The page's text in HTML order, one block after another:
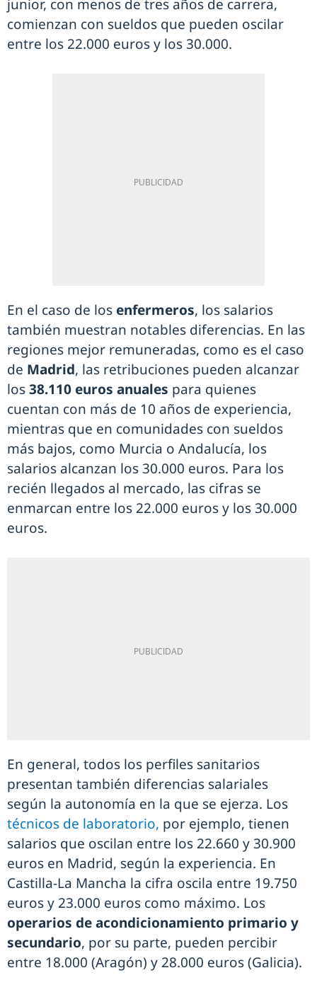
junior, con menos de tres años de carrera,
comienzan con sueldos que pueden oscilar
entre los 22.000 euros y los 30.000.
En el caso de los enfermeros, los salarios
también muestran notables diferencias. En las
regiones mejor remuneradas, como es el caso
de Madrid, las retribuciones pueden alcanzar
los38.110 euros anuales para quienes
cuentan con más de 10 años de experiencia,
mientras que en comunidades con sueldos
más bajos, como Murcia o Andalucía, los
salarios alcanzan los 30.000 euros. Para los
recién llegados al mercado, las cifras se
enmarcan entre los 22.000 euros y los 30.000
euros.
En general, todos los perfiles sanitarios
presentan también diferencias salariales
según la autonomía en la que se ejerza. Los
técnicos de laboratorio, por ejemplo, tienen
salarios que oscilan entre los 22.660 y 30.900
euros en Madrid, según la experiencia. En
Castilla-La Mancha la cifra oscila entre 19.750
euros y 23.000 euros como máximo. Los
operarios de acondicionamiento primario y
secundario, por su parte, pueden percibir
entre 18.000 (Aragón) y 28.000 euros (Galicia).